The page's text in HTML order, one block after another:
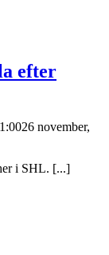
efter
26 november,
i SHL. [...]